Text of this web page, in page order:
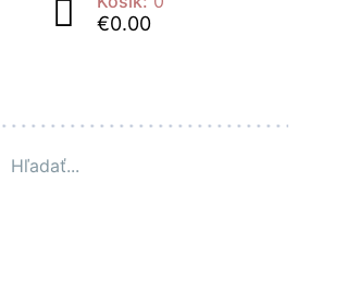
€0.00